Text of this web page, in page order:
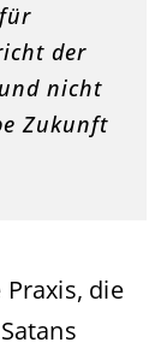
der
und nicht
Zukunft
die